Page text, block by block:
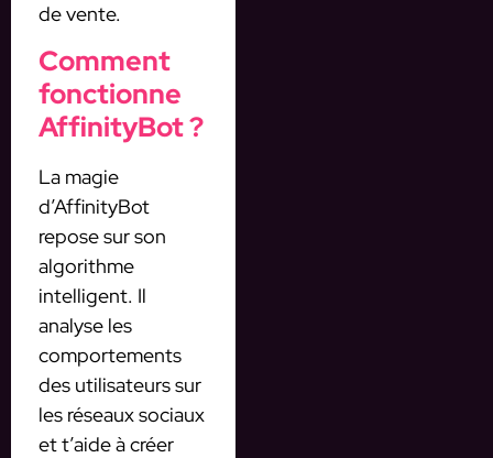
de vente.
Comment
fonctionne
AffinityBot ?
La magie
d’AffinityBot
repose sur son
algorithme
intelligent. Il
analyse les
comportements
des utilisateurs sur
les réseaux sociaux
et t’aide à créer